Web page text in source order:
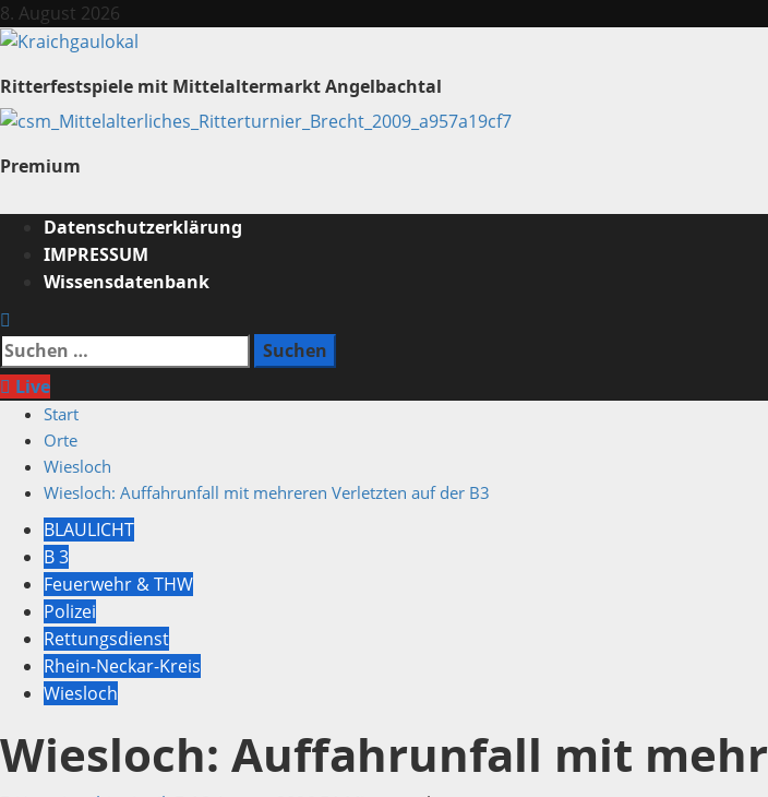
Zum
Inhalt
8. August 2026
Ritterfestspiele mit Mittelaltermarkt Angelbachtal
Premium
Primäres
Menü
Datenschutzerklärung
IMPRESSUM
Wissensdatenbank
Suchen
nach:
Live
Start
Orte
Wiesloch
Wiesloch: Auffahrunfall mit mehreren Verletzten auf der B3
BLAULICHT
B 3
Feuerwehr & THW
Polizei
Rettungsdienst
Rhein-Neckar-Kreis
Wiesloch
Wiesloch: Auffahrunfall mit